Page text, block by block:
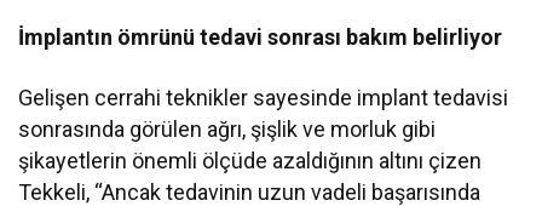
İmplantın ömrünü tedavi sonrası bakım belirliyor
Gelişen cerrahi teknikler sayesinde implant tedavisi
sonrasında görülen ağrı, şişlik ve morluk gibi
şikayetlerin önemli ölçüde azaldığının altını çizen
Tekkeli, “Ancak tedavinin uzun vadeli başarısında